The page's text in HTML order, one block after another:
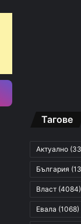
Тагове
Актуално
България
Власт (4084)
Евала (1068)